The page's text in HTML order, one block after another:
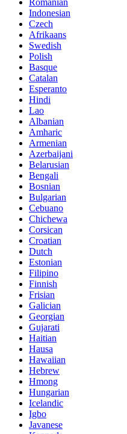
Romanian
Indonesian
Czech
Afrikaans
Swedish
Polish
Basque
Catalan
Esperanto
Hindi
Lao
Albanian
Amharic
Armenian
Azerbaijani
Belarusian
Bengali
Bosnian
Bulgarian
Cebuano
Chichewa
Corsican
Croatian
Dutch
Estonian
Filipino
Finnish
Frisian
Galician
Georgian
Gujarati
Haitian
Hausa
Hawaiian
Hebrew
Hmong
Hungarian
Icelandic
Igbo
Javanese